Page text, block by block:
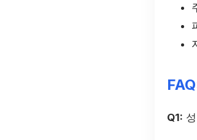
Q1: